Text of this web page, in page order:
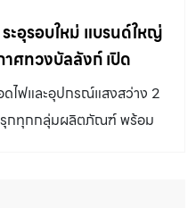
ะอุรอบใหม่ แบรนด์ใหญ่
าศทวงบัลลังก์ เปิด
ณฑ์ ส่งทีมขายเจาะ
โตก้าวกระโดด 20%
ไฟและอุปกรณ์แสงสว่าง 2
รุกทุกกลุ่มผลิตภัณฑ์ พร้อม